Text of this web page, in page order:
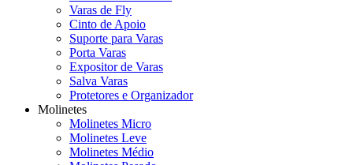
Varas de Fly
Cinto de Apoio
Suporte para Varas
Porta Varas
Expositor de Varas
Salva Varas
Protetores e Organizador
Molinetes
Molinetes Micro
Molinetes Leve
Molinetes Médio